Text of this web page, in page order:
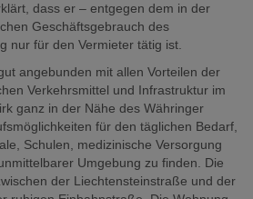
dass er – entgegen dem in der
Geschäftsgebrauch des
nur für den Vermieter tätig ist.
angebunden mit allen Vorteilen der
Verkehrsmittel und Infrastruktur im
ganz in der Nähe des Währinger
für den täglichen Bedarf,
Schulen, medizinische Versorgung
Umgebung zu finden. Die
der Liechtensteinstraße und der